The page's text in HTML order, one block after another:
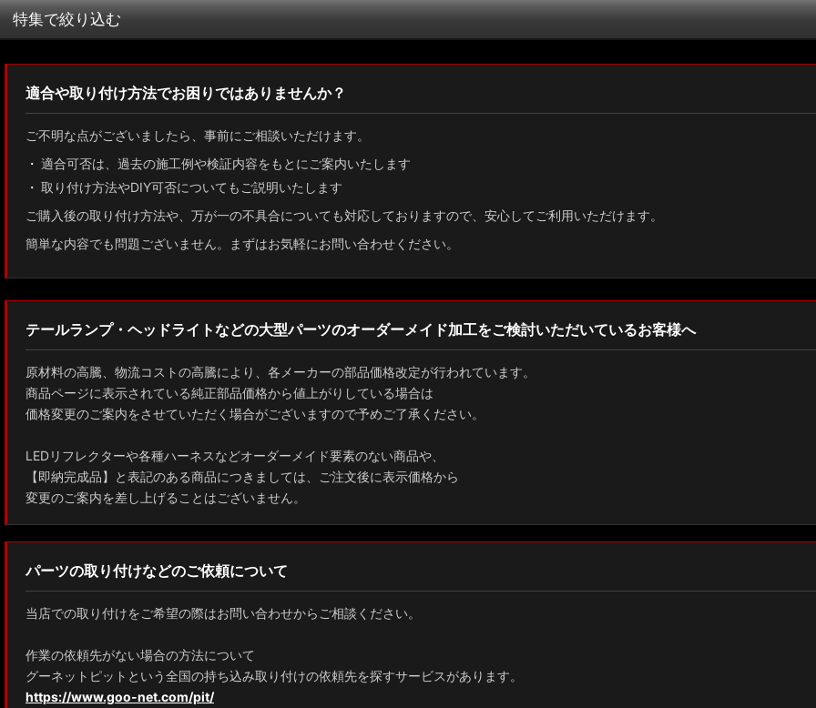
並び順:
特集で絞り込む
ZN8 GR86
GUN125 ハイラックス
AXUH80/85 MXUA80/85 ハリアー
MXAA54 AXAH54/52 RAV4
ZVG11/ZSG10 カローラクロス
ZWE211W/ZWE214W/ZRE212W/NRE210W カローラツーリング
ZWE211H/NRE210H/NRE214H カローラスポーツ
GXPA16 MXPA12 GRヤリス
MXPH10/MXPA10/MXBA10/KSP210 ヤリス
MXPJ10/15 MXPB10/15 ヤリスクロス
ZYX10 NGX50 C-HR
AAHH40W/AAHH45W/TAHA40W ヴェルファイア
AAHH40W/AAHH45W/AGH40W アルファード
適合や取り付け方法でお困りではありませんか？
ご不明な点がございましたら、事前にご相談いただけます。
適合可否は、過去の施工例や検証内容をもとにご案内いたします
取り付け方法やDIY可否についてもご説明いたします
ご購入後の取り付け方法や、万が一の不具合についても対応しておりますので、安心してご利用いただけます。
簡単な内容でも問題ございません。まずはお気軽にお問い合わせください。
テールランプ・ヘッドライトなどの大型パーツのオーダーメイド加工をご検討いただいているお客様へ
原材料の高騰、物流コストの高騰により、各メーカーの部品価格改定が行われています。
商品ページに表示されている純正部品価格から値上がりしている場合は
価格変更のご案内をさせていただく場合がございますので予めご了承ください。
LEDリフレクターや各種ハーネスなどオーダーメイド要素のない商品や、
【即納完成品】と表記のある商品につきましては、ご注文後に表示価格から
変更のご案内を差し上げることはございません。
パーツの取り付けなどのご依頼について
当店での取り付けをご希望の際はお問い合わせからご相談ください。
作業の依頼先がない場合の方法について
グーネットピットという全国の持ち込み取り付けの依頼先を探すサービスがあります。
https://www.goo-net.com/pit/